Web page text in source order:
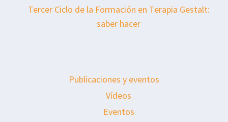
Tercer Ciclo de la Formación en Terapia Gestalt:
saber hacer
Publicaciones y eventos
Vídeos
Eventos